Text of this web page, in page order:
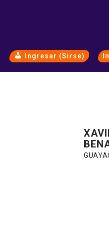
Ingresar (Sirse)